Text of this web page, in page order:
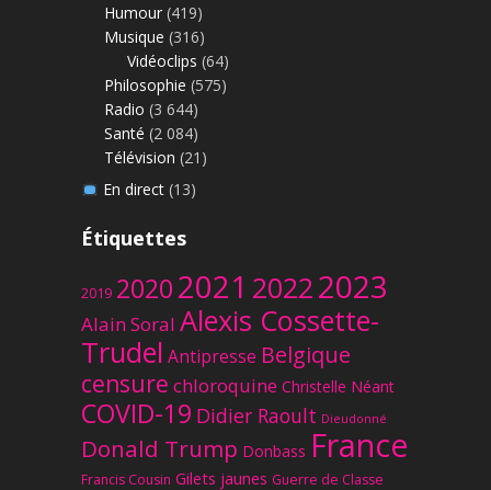
Humour (419)
Musique (316)
Vidéoclips (64)
Philosophie (575)
Radio (3 644)
Santé (2 084)
Télévision (21)
En direct(13)
Étiquettes
2019 20202021 20222023
Alain Soral Alexis Cossette-
Trudel Antipresse Belgique
censure chloroquine Christelle Néant
COVID-19 Didier Raoult Dieudonné
Donald Trump Donbass France
Francis Cousin Gilets jaunes Guerre de Classe